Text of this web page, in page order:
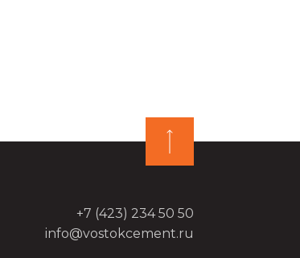
+7 (423) 234 50 50
info@vostokcement.ru